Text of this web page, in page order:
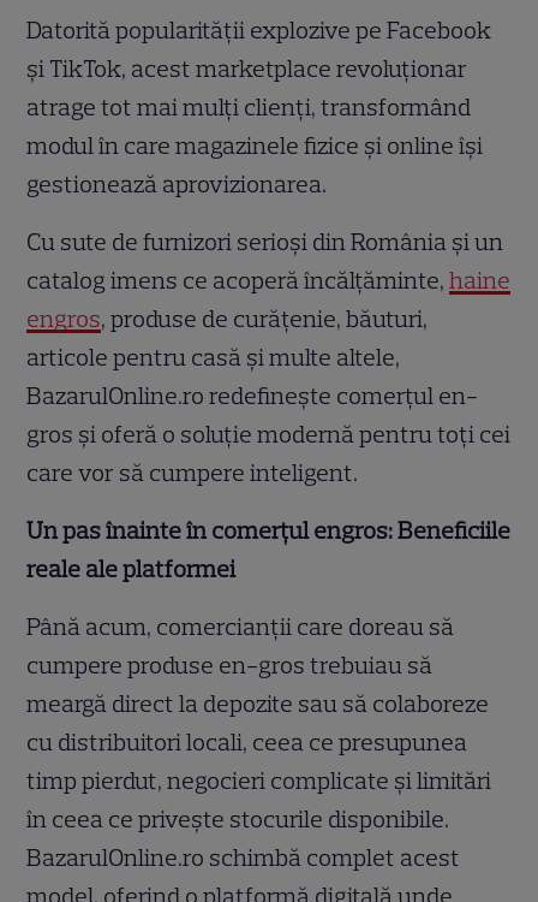
Datorită popularității explozive pe Facebook
și TikTok, acest marketplace revoluționar
atrage tot mai mulți clienți, transformând
modul în care magazinele fizice și online își
gestionează aprovizionarea.
Cu sute de furnizori serioși din România și un
catalog imens ce acoperă încălțăminte,haine
engros, produse de curățenie, băuturi,
articole pentru casă și multe altele,
BazarulOnline.ro redefinește comerțul en-
gros și oferă o soluție modernă pentru toți cei
care vor să cumpere inteligent.
Un pas înainte în comerțul engros: Beneficiile
reale ale platformei
Până acum, comercianții care doreau să
cumpere produse en-gros trebuiau să
meargă direct la depozite sau să colaboreze
cu distribuitori locali, ceea ce presupunea
timp pierdut, negocieri complicate și limitări
în ceea ce privește stocurile disponibile.
BazarulOnline.ro schimbă complet acest
model, oferind o platformă digitală unde